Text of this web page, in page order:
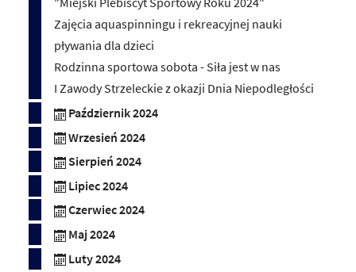
Zajęcia aquaspinningu i rekreacyjnej nauki
pływania dla dzieci
Rodzinna sportowa sobota - Siła jest w nas
I Zawody Strzeleckie z okazji Dnia Niepodległości
Październik 2024
Wrzesień 2024
Sierpień 2024
Lipiec 2024
Czerwiec 2024
Maj 2024
Luty 2024